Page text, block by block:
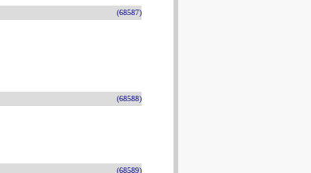
(68587)
(68588)
(68589)